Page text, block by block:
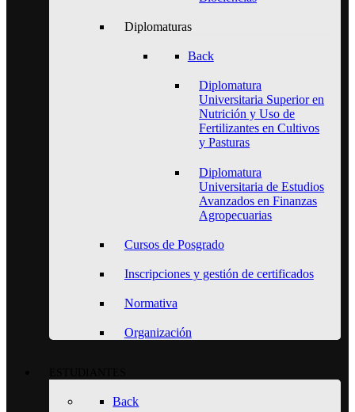
Diplomaturas
Back
Diplomatura
Universitaria Superior en
Nutrición y Uso de
Fertilizantes en Cultivos
y Pasturas
Diplomatura
Universitaria de Estudios
Avanzados en Finanzas
Agropecuarias
Cursos de Posgrado
Inscripciones y gestión de certificados
Normativa
Organización
Back